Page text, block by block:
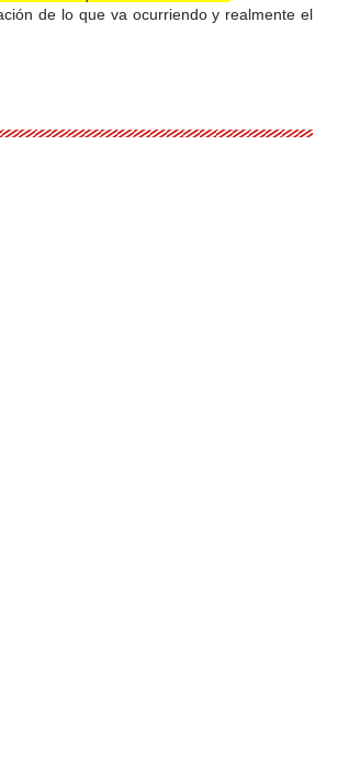
de lo que va ocurriendo y realmente el